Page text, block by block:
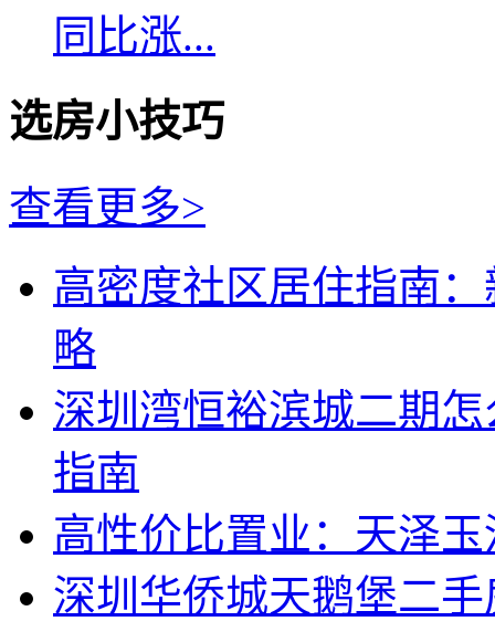
同比涨...
选房小技巧
查看更多>
高密度社区居住指南
略
深圳湾恒裕滨城二期
指南
高性价比置业：天泽
深圳华侨城天鹅堡二